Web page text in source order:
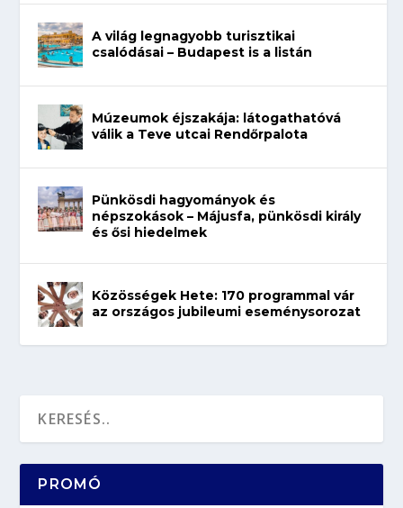
A világ legnagyobb turisztikai
csalódásai – Budapest is a listán
Múzeumok éjszakája: látogathatóvá
válik a Teve utcai Rendőrpalota
Pünkösdi hagyományok és
népszokások – Májusfa, pünkösdi király
és ősi hiedelmek
Közösségek Hete: 170 programmal vár
az országos jubileumi eseménysorozat
PROMÓ